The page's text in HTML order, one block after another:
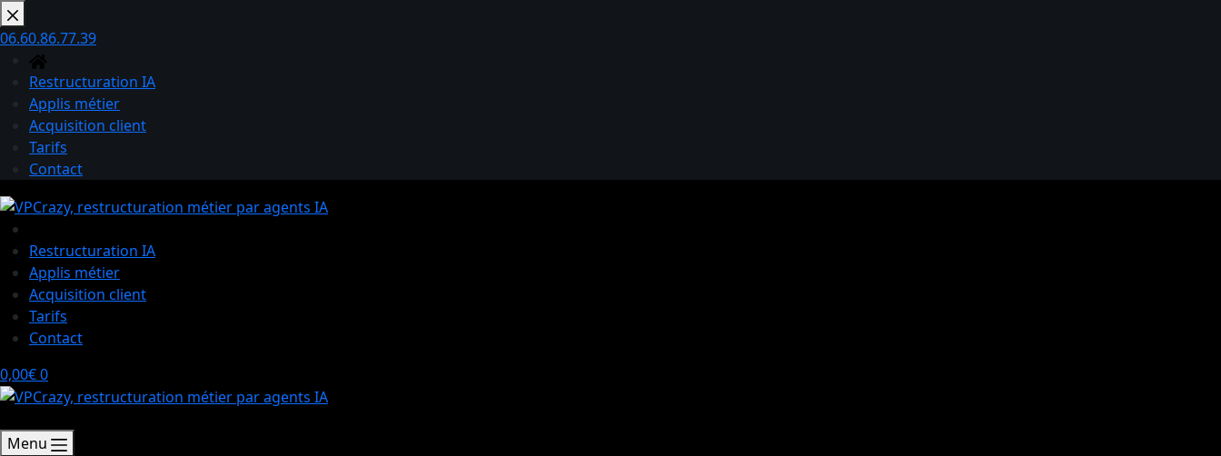
Passer
au
contenu
06.60.86.77.39
Restructuration IA
Applis métier
Acquisition client
Tarifs
Contact
Restructuration IA
Applis métier
Acquisition client
Tarifs
Contact
Panier
d’achat
0,00€0
Menu